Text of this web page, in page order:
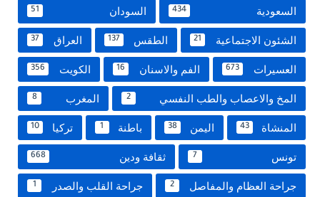
السعودية 434 السودان 51
الشئون الاجتماعية 21 الطقس 137 العراق 37
العسيرات 673 الفم والاسنان 16 الكويت 356
المخ والاعصاب والطب النفسي 2 المغرب 8
المنشاة 43 اليمن 38 باطنة 1 تركيا 10
تونس 7 ثقافة ودين 668
جراحة العظام والمفاصل 2 جراحة القلب والصدر 1